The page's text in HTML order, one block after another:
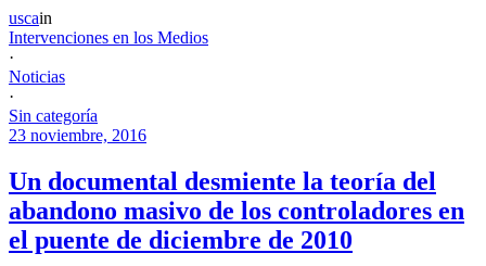
uscain
Intervenciones en los Medios
·
Noticias
·
Sin categoría
23 noviembre, 2016
Un documental desmiente la teoría del
abandono masivo de los controladores en
el puente de diciembre de 2010